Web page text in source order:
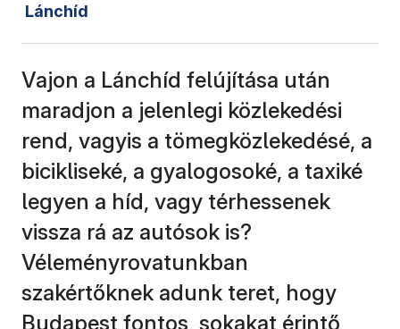
Lánchíd
Vajon a Lánchíd felújítása után
maradjon a jelenlegi közlekedési
rend, vagyis a tömegközlekedésé, a
bicikliseké, a gyalogosoké, a taxiké
legyen a híd, vagy térhessenek
vissza rá az autósok is?
Véleményrovatunkban
szakértőknek adunk teret, hogy
Budapest fontos, sokakat érintő